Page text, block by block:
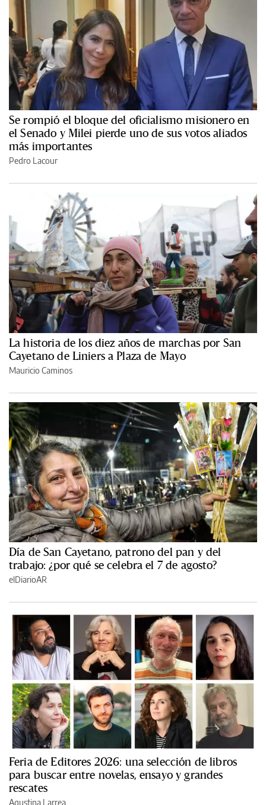
Se rompió el bloque del oficialismo misionero en
el Senado y Milei pierde uno de sus votos aliados
más importantes
Pedro Lacour
La historia de los diez años de marchas por San
Cayetano de Liniers a Plaza de Mayo
Mauricio Caminos
Día de San Cayetano, patrono del pan y del
trabajo: ¿por qué se celebra el 7 de agosto?
elDiarioAR
Feria de Editores 2026: una selección de libros
para buscar entre novelas, ensayo y grandes
rescates
Agustina Larrea